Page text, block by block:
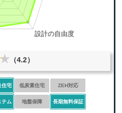
（4.2）
住宅 低炭素住宅 ZEH対応
テム 地盤保障 長期無料保証